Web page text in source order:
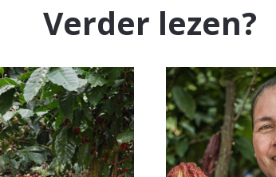
Verder lezen?